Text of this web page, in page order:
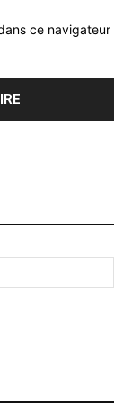
ce navigateur